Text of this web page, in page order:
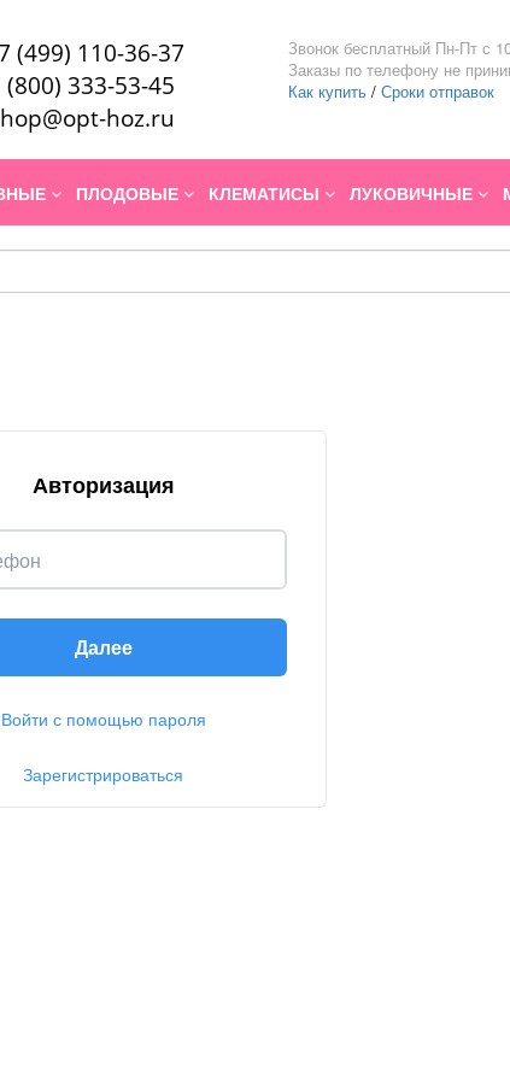
(499) 110-36-37
(800) 333-53-45
hoz.ru
Звонок бесплатный Пн-Пт с
Заказы по телефону не
Как купить / Сроки отправок
ПЛОДОВЫЕ КЛЕМАТИСЫ ЛУКОВИЧНЫЕ
Авторизация
Далее
Войти с помощью пароля
Зарегистрироваться